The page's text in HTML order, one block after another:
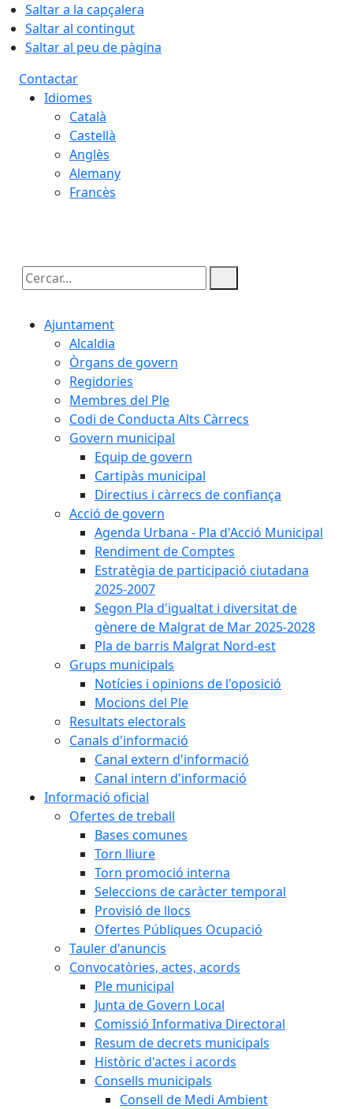
Saltar a la capçalera
Saltar al contingut
Saltar al peu de pàgina
Contactar
Idiomes
Català
Castellà
Anglès
Alemany
Francès
Cercar:
Ajuntament
Alcaldia
Òrgans de govern
Regidories
Membres del Ple
Codi de Conducta Alts Càrrecs
Govern municipal
Equip de govern
Cartipàs municipal
Directius i càrrecs de confiança
Acció de govern
Agenda Urbana - Pla d'Acció Municipal
Rendiment de Comptes
Estratègia de participació ciutadana
2025-2007
Segon Pla d'igualtat i diversitat de
gènere de Malgrat de Mar 2025-2028
Pla de barris Malgrat Nord-est
Grups municipals
Notícies i opinions de l'oposició
Mocions del Ple
Resultats electorals
Canals d'informació
Canal extern d'informació
Canal intern d'informació
Informació oficial
Ofertes de treball
Bases comunes
Torn lliure
Torn promoció interna
Seleccions de caràcter temporal
Provisió de llocs
Ofertes Públiques Ocupació
Tauler d'anuncis
Convocatòries, actes, acords
Ple municipal
Junta de Govern Local
Comissió Informativa Directoral
Resum de decrets municipals
Històric d'actes i acords
Consells municipals
Consell de Medi Ambient